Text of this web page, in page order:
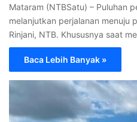
Mataram (NTBSatu) – Puluhan
melanjutkan perjalanan menuju
Rinjani, NTB. Khususnya saat
Baca Lebih Banyak »